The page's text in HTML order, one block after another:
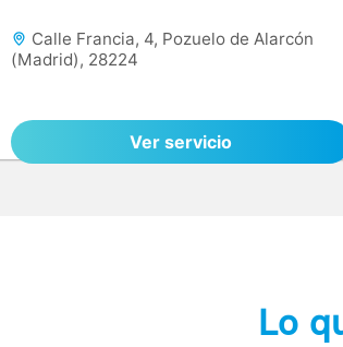
Calle Francia, 4, Pozuelo de Alarcón
(Madrid), 28224
Ver servicio
Lo